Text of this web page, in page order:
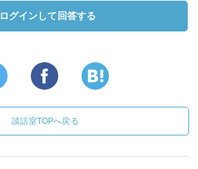
ログインして回答する
談話室TOPへ戻る